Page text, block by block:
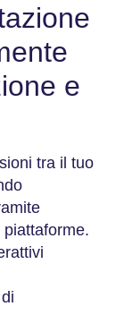
e
tra il tuo
piattaforme.